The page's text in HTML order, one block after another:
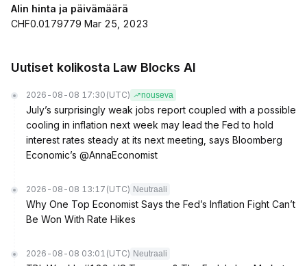
Alin hinta ja päivämäärä
CHF0.0179779 Mar 25, 2023
Uutiset kolikosta Law Blocks AI
2026-08-08 17:30 (UTC) nouseva
July’s surprisingly weak jobs report coupled with a possible
cooling in inflation next week may lead the Fed to hold
interest rates steady at its next meeting, says Bloomberg
Economic’s @AnnaEconomist
2026-08-08 13:17 (UTC) Neutraali
Why One Top Economist Says the Fed’s Inflation Fight Can’t
Be Won With Rate Hikes
2026-08-08 03:01 (UTC) Neutraali